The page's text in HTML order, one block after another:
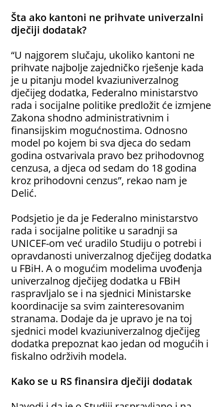
Šta ako kantoni ne prihvate univerzalni
dječiji dodatak?
“U najgorem slučaju, ukoliko kantoni ne
prihvate najbolje zajedničko rješenje kada
je u pitanju model kvaziuniverzalnog
dječijeg dodatka, Federalno ministarstvo
rada i socijalne politike predložit će izmjene
Zakona shodno administrativnim i
finansijskim mogućnostima. Odnosno
model po kojem bi sva djeca do sedam
godina ostvarivala pravo bez prihodovnog
cenzusa, a djeca od sedam do 18 godina
kroz prihodovni cenzus”, rekao nam je
Delić.
Podsjetio je da je Federalno ministarstvo
rada i socijalne politike u saradnji sa
UNICEF-om već uradilo Studiju o potrebi i
opravdanosti univerzalnog dječijeg dodatka
u FBiH. A o mogućim modelima uvođenja
univerzalnog dječijeg dodatka u FBiH
raspravljalo se i na sjednici Ministarske
koordinacije sa svim zainteresovanim
stranama. Dodaje da je upravo je na toj
sjednici model kvaziuniverzalnog dječijeg
dodatka prepoznat kao jedan od mogućih i
fiskalno održivih modela.
Kako se u RS finansira dječiji dodatak